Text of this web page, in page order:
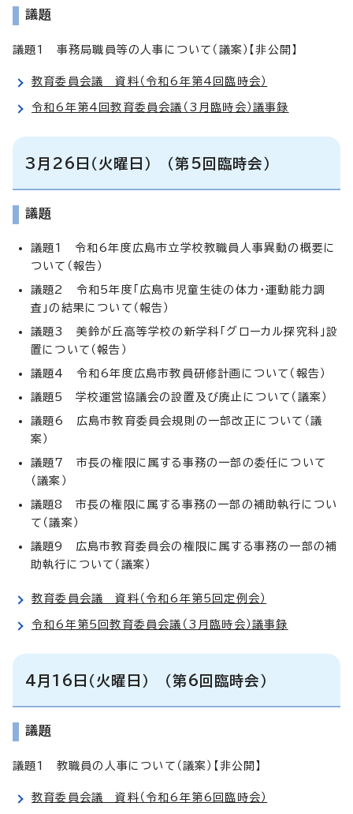
議題
議題1 事務局職員等の人事について（議案）【非公開】
教育委員会議 資料（令和6年第4回臨時会）
令和6年第4回教育委員会議（3月臨時会）議事録
3月26日（火曜日） （第5回臨時会）
議題
議題1 令和6年度広島市立学校教職員人事異動の概要に
ついて（報告）
議題2 令和5年度「広島市児童生徒の体力・運動能力調
査」の結果について（報告）
議題3 美鈴が丘高等学校の新学科「グローカル探究科」設
置について（報告）
議題4 令和6年度広島市教員研修計画について（報告）
議題5 学校運営協議会の設置及び廃止について（議案）
議題6 広島市教育委員会規則の一部改正について（議
案）
議題7 市長の権限に属する事務の一部の委任について
（議案）
議題8 市長の権限に属する事務の一部の補助執行につい
て（議案）
議題9 広島市教育委員会の権限に属する事務の一部の補
助執行について（議案）
教育委員会議 資料（令和6年第5回定例会）
令和6年第5回教育委員会議（3月臨時会）議事録
4月16日（火曜日） （第6回臨時会）
議題
議題1 教職員の人事について（議案）【非公開】
教育委員会議 資料（令和6年第6回臨時会）